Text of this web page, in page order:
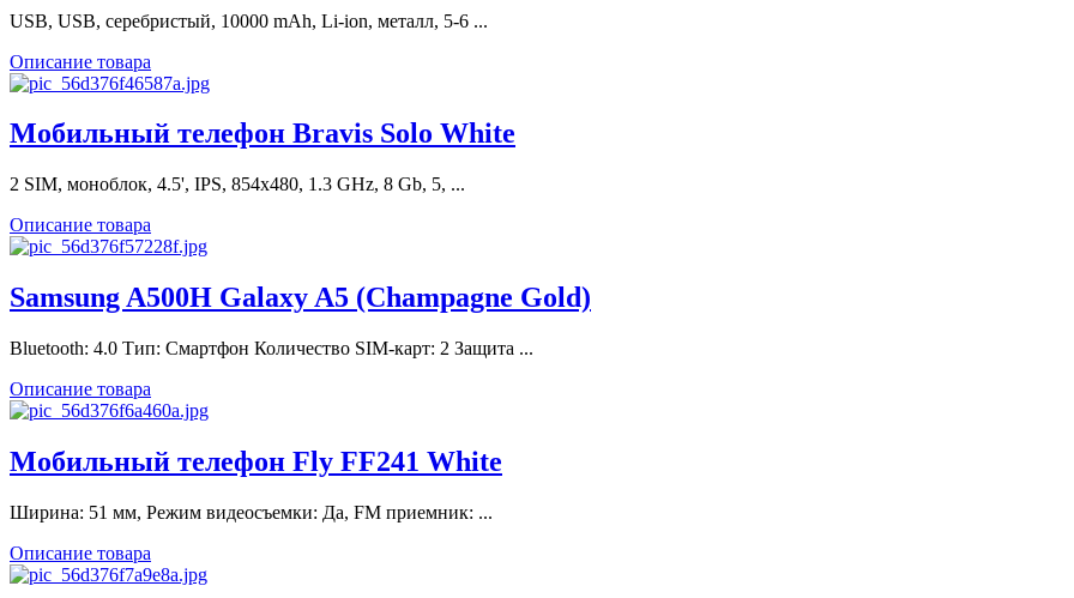
USB, USB, серебристый, 10000 mAh, Li-ion, металл, 5-6 ...
Описание товара
Мобильный телефон Bravis Solo White
2 SIM, моноблок, 4.5', IPS, 854x480, 1.3 GHz, 8 Gb, 5, ...
Описание товара
Samsung A500H Galaxy A5 (Champagne Gold)
Bluetooth: 4.0 Тип: Смартфон Количество SIM-карт: 2 Защита ...
Описание товара
Мобильный телефон Fly FF241 White
Ширина: 51 мм, Режим видеосъемки: Да, FM приемник: ...
Описание товара